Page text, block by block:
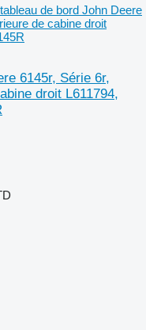
de bord John Deere
de cabine droit
6145r, Série 6r,
droit L611794,